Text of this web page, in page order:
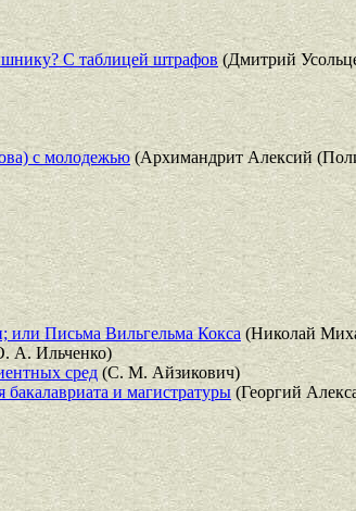
С таблицей штрафов (Дмитрий
с молодежью (Архимандрит Алексий
или Письма Вильгельма Кокса (Николай
А. Ильченко)
сред (С. М. Айзикович)
и магистратуры(Георгий